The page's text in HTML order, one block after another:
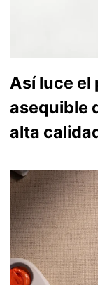
Así luce el
asequible
alta